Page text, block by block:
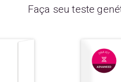
Faça seu teste